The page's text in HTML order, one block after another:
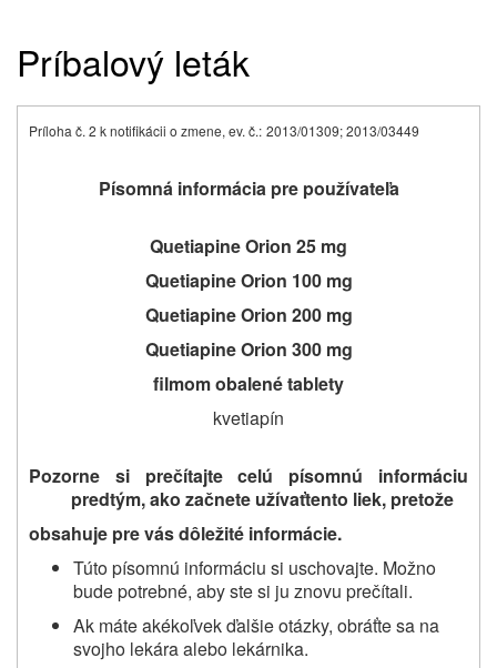
Príbalový leták
Príloha č. 2 k notifikácii o zmene, ev. č.: 2013/01309; 2013/03449
Písomná informácia pre používateľa
Quetiapine Orion 25 mg
Quetiapine Orion 100 mg
Quetiapine Orion 200 mg
Quetiapine Orion 300 mg
filmom obalené tablety
kvetiapín
Pozorne si prečítajte celú písomnú informáciu
predtým, ako začnete užívaťtento liek, pretože
obsahuje pre vás dôležité informácie.
Túto písomnú informáciu si uschovajte. Možno
bude potrebné, aby ste si ju znovu prečítali.
Ak máte akékoľvek ďalšie otázky, obráťte sa na
svojho lekára alebo lekárnika.